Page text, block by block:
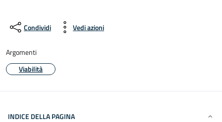
Condividi Vedi azioni
Argomenti
Viabilità
INDICE DELLA PAGINA